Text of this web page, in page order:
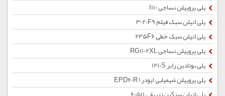
پلی پروپیلن نساجی I110
پلی اتیلن سبک فیلم 3020F9
پلی اتیلن سبک خطی 235F6
پلی پروپیلن نساجی RG1102XL
پلی بوتادین رابر 1210S
پلی پروپیلن شیمیایی (پودر) EPD60R